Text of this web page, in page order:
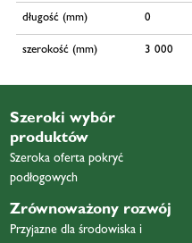
długość (mm) 0
szerokość (mm) 3 000
Szeroki wybór
produktów
Szeroka oferta pokryć
podłogowych
Zrównoważony rozwój
Przyjazne dla środowiska i